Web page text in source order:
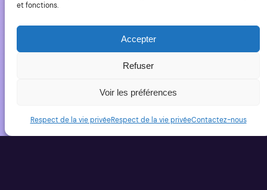
et fonctions.
Accepter
Refuser
Voir les préférences
Respect de la vie privéeRespect de la vie privéeContactez-nous